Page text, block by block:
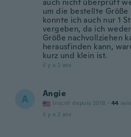
auch nicht überprüft
um die bestellte Größe
konnte ich auch nur 1
vergeben, da ich
Größe nachvollziehen
herausfinden kann,
kurz und klein ist.
il y a 2 ans
A Angie
Inscrit depuis 2018 · 44 avis
il y a 2 ans